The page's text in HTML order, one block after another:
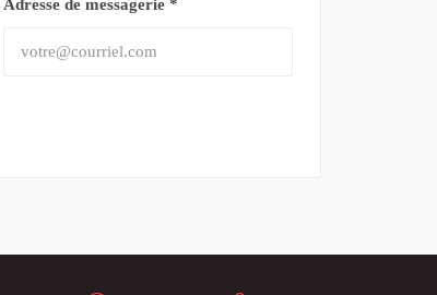
Adresse de messagerie*